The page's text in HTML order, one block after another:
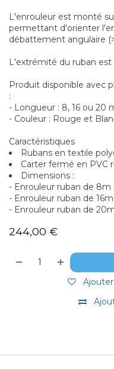
L'enrouleur est monté
permettant d'orienter
débattement angulaire
L'extrémité du ruban
Produit disponible avec
:
- Longueur : 8, 16 ou 20
- Couleur : Rouge et
Caractéristiques
Rubans en textile
Carter fermé en PVC
Dimensions :
- Enrouleur ruban de 8m
- Enrouleur ruban de
- Enrouleur ruban de
244,00 €